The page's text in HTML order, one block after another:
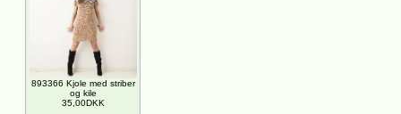
893366 Kjole med striber
og kile
35,00DKK